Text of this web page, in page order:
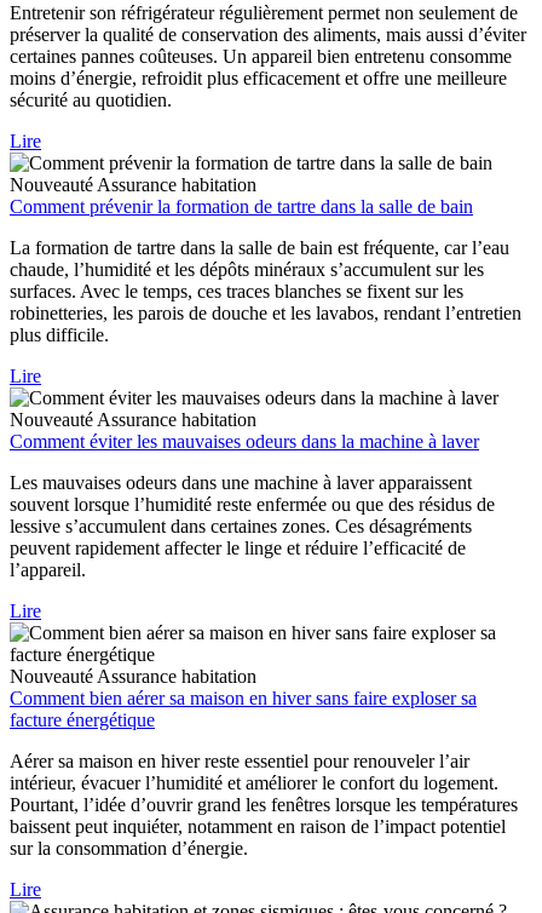
Entretenir son réfrigérateur régulièrement permet non seulement de
préserver la qualité de conservation des aliments, mais aussi d’éviter
certaines pannes coûteuses. Un appareil bien entretenu consomme
moins d’énergie, refroidit plus efficacement et offre une meilleure
sécurité au quotidien.
Lire
Nouveauté Assurance habitation
Comment prévenir la formation de tartre dans la salle de bain
La formation de tartre dans la salle de bain est fréquente, car l’eau
chaude, l’humidité et les dépôts minéraux s’accumulent sur les
surfaces. Avec le temps, ces traces blanches se fixent sur les
robinetteries, les parois de douche et les lavabos, rendant l’entretien
plus difficile.
Lire
Nouveauté Assurance habitation
Comment éviter les mauvaises odeurs dans la machine à laver
Les mauvaises odeurs dans une machine à laver apparaissent
souvent lorsque l’humidité reste enfermée ou que des résidus de
lessive s’accumulent dans certaines zones. Ces désagréments
peuvent rapidement affecter le linge et réduire l’efficacité de
l’appareil.
Lire
Nouveauté Assurance habitation
Comment bien aérer sa maison en hiver sans faire exploser sa
facture énergétique
Aérer sa maison en hiver reste essentiel pour renouveler l’air
intérieur, évacuer l’humidité et améliorer le confort du logement.
Pourtant, l’idée d’ouvrir grand les fenêtres lorsque les températures
baissent peut inquiéter, notamment en raison de l’impact potentiel
sur la consommation d’énergie.
Lire